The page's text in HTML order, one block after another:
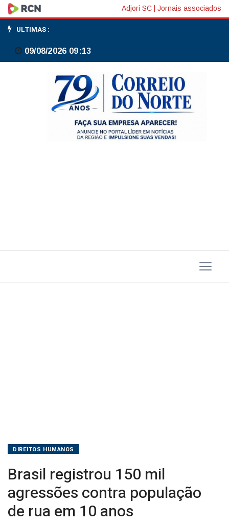
Brasil
registrou
150
agressões
contra
população
anos
Adjori SC Jornais associados
ULTIMAS :
09/08/2026 09:13
DIREITOS HUMANOS
Brasil registrou 150 mil
agressões contra população
de rua em 10 anos